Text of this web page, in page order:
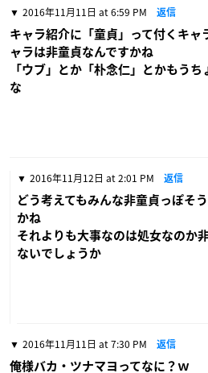
2016年11月11日 at 6:59 PM 返信
キャラ紹介に「童貞」って付くキャ
ャラは非童貞なんですかね
「ウブ」とか「朴念仁」とかもう
な
2016年11月12日 at 2:01 PM 返信
どう考えてもみんな非童貞っぽそ
かね
それよりも大事なのは処女なのか
ないでしょうか
2016年11月11日 at 7:30 PM 返信
俺様バカ・ツナマヨってなに？ｗ